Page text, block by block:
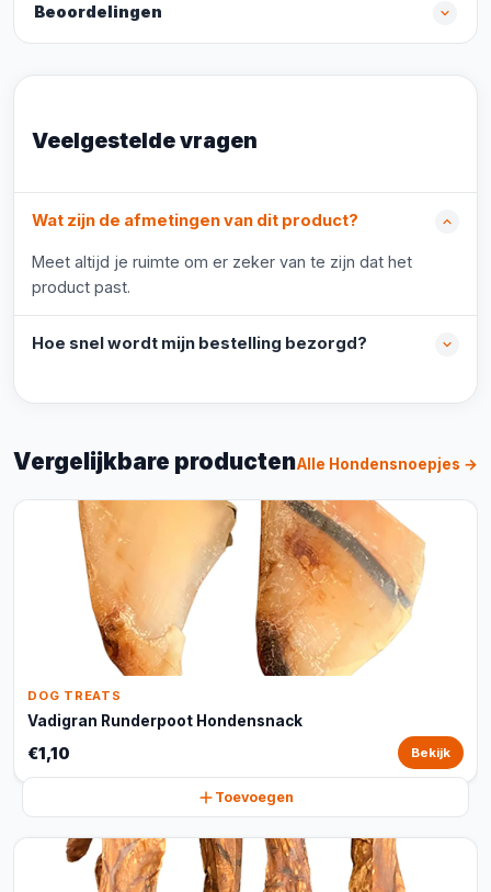
Beoordelingen
Veelgestelde vragen
Wat zijn de afmetingen van dit product?
Meet altijd je ruimte om er zeker van te zijn dat het
product past.
Hoe snel wordt mijn bestelling bezorgd?
Vergelijkbare productenAlle Hondensnoepjes →
DOG TREATS
Vadigran Runderpoot Hondensnack
€1,10 Bekijk
Toevoegen